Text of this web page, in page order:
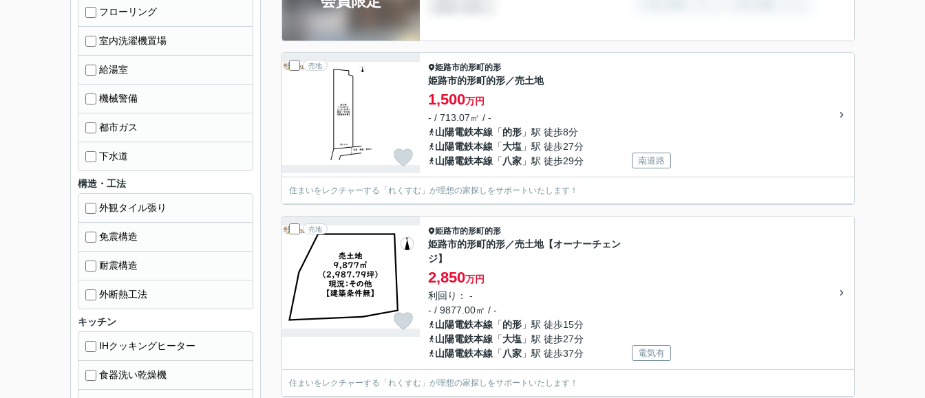
売地 姫路市的形町的形
姫路市的形町的形／売土地
1,500万円
- / 713.07㎡ / -
山陽電鉄本線 「的形 」駅 徒歩8分
山陽電鉄本線 「大塩 」駅 徒歩27分
山陽電鉄本線 「 八家 」駅 徒歩29分 南道路
住まいをレクチャーする「れくすむ」が理想の家探しをサポートいたします！
売地 姫路市的形町的形
姫路市的形町的形／売土地【オーナーチェン
ジ】
2,850万円
利回り： -
- / 9877.00㎡ / -
山陽電鉄本線 「的形 」駅 徒歩15分
山陽電鉄本線 「大塩 」駅 徒歩27分
山陽電鉄本線 「 八家 」駅 徒歩37分 電気有
住まいをレクチャーする「れくすむ」が理想の家探しをサポートいたします！
フローリング
室内洗濯機置場
給湯室
機械警備
都市ガス
下水道
構造・工法
外観タイル張り
免震構造
耐震構造
外断熱工法
キッチン
IHクッキングヒーター
食器洗い乾燥機